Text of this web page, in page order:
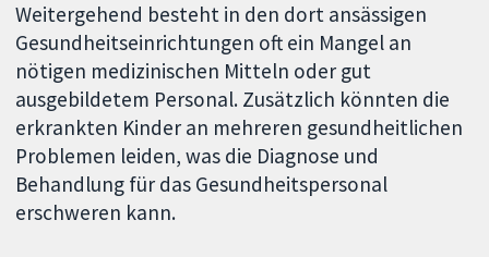
Weitergehend besteht in den dort ansässigen
Gesundheitseinrichtungen oft ein Mangel an
nötigen medizinischen Mitteln oder gut
ausgebildetem Personal. Zusätzlich könnten die
erkrankten Kinder an mehreren gesundheitlichen
Problemen leiden, was die Diagnose und
Behandlung für das Gesundheitspersonal
erschweren kann.